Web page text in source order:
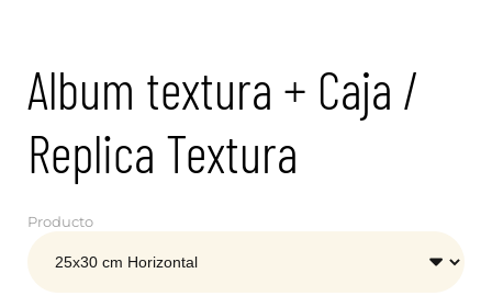
Album textura + Caja /
Replica Textura
Producto